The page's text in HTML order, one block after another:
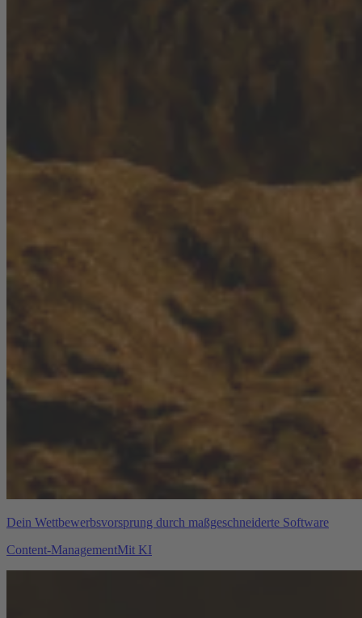
Dein Wettbewerbsvorsprung durch maßgeschneiderte Software
Content-ManagementMit KI